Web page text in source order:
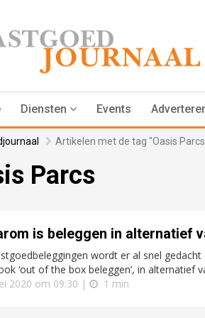
Diensten Events
Artikelen met de tag "Oasis
Parcs
is beleggen in alternatief
wordt er al snel
‘out of the box beleggen’, in alternatief
2020 om 09:30 |
1 min